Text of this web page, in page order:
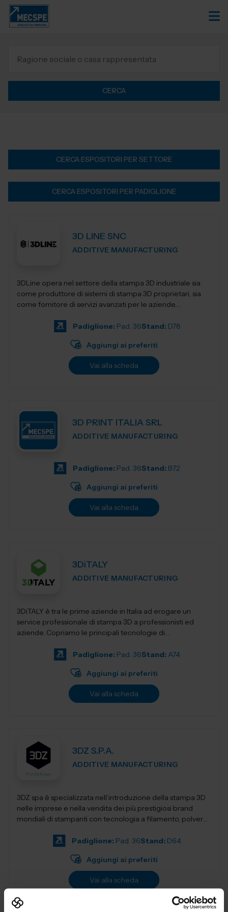
CERCA
CERCA ESPOSITORI PER SETTORE
CERCA ESPOSITORI PER PADIGLIONE
3D LINE SNC
ADDITIVE MANUFACTURING
3DLine opera nel settore della stampa 3D industriale sia
come produttore di sistemi di stampa 3D proprietari, sia
come fornitore di servizi avanzati per le aziende.
Padiglione: Pad. 36Stand: D78
Aggiungi ai preferiti
Vai alla scheda
3D PRINT ITALIA SRL
ADDITIVE MANUFACTURING
Padiglione: Pad. 36Stand: B72
Aggiungi ai preferiti
Vai alla scheda
3DiTALY
ADDITIVE MANUFACTURING
3DiTALY è tra le prime aziende in Italia ad erogare un
service professionale di stampa 3D a professionisti ed
aziende. Copriamo le principali tecnologie di
Padiglione: Pad. 36Stand: A74
Aggiungi ai preferiti
Vai alla scheda
3DZ S.P.A.
ADDITIVE MANUFACTURING
3DZ spa è specializzata nell’introduzione della stampa 3D
nelle imprese e nella vendita dei più prestigiosi brand
mondiali di stampanti con tecnologia a filamento, polvere,
Padiglione: Pad. 36Stand: D64
Aggiungi ai preferiti
Vai alla scheda